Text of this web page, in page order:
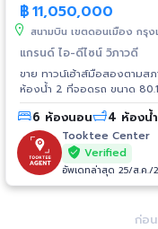
฿11,050,000
สนามบิน เขตดอนเมือง กรุง
แกรนด์ ไอ-ดีไซน์ วิภาวดี
ขาย ทาวน์เฮ้าส์มือสองตาม
ห้องน้ำ 2 ที่จอดรถ ขนาด 80.1 ตร.ว.
วิภาวดี-รังสิต สิ่งอำนวยความสะดวก - การรักษาความปลอดภัย 24 ชั่วโมง -
กล้องวงจรปิด - สวนหย่อม สถานที่ใกล้เคียง - ตลาดสี่มุมเมืองยุคใหม่ -
อนุสรณ์สถานแห่งชาติ - สนาม
รังสิต
6 ห้องนอน 4 ห้องน้ำ
Tooktee Center
Verified
อัพเดทล่าสุด 25/ส.ค./
ก่อ